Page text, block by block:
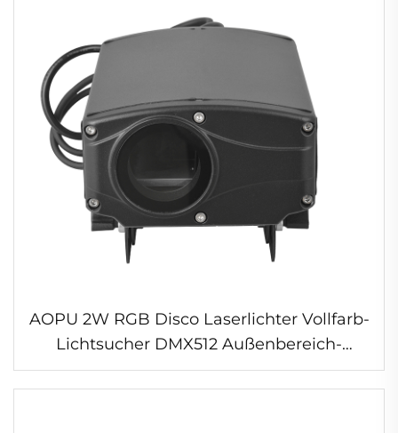
AOPU 2W RGB Disco Laserlichter Vollfarb-
Lichtsucher DMX512 Außenbereich-
Laserlicht für Park Hochzeit